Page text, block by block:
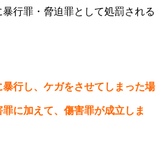
行罪・脅迫罪として処罰される
暴行し、ケガをさせてしまった場
に加えて、傷害罪が成立しま